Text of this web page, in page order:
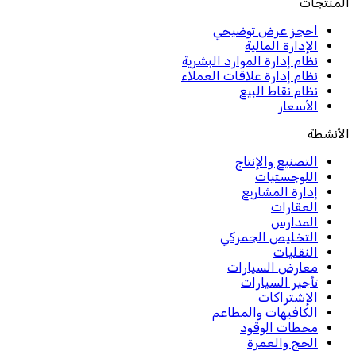
احجز عرض توضيحي
الإدارة المالية
نظام إدارة الموارد البشرية
نظام إدارة علاقات العملاء
نظام نقاط البيع
الأسعار
الأنشطة
التصنيع والإنتاج
اللوجستيات
إدارة المشاريع
العقارات
المدارس
التخليص الجمركي
النقليات
معارض السيارات
تأجير السيارات
الإشتراكات
الكافيهات والمطاعم
محطات الوقود
الحج والعمرة